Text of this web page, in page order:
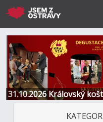
31.10.2026 Královský
Restaurace a Hotel
Předchozí